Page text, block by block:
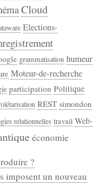
?
imposent un nouveau
Cloud
Elections-
grammatisation humeur
Moteur-de-recherche
participation Politique
REST simondon
relationnelles travail Web-
économie